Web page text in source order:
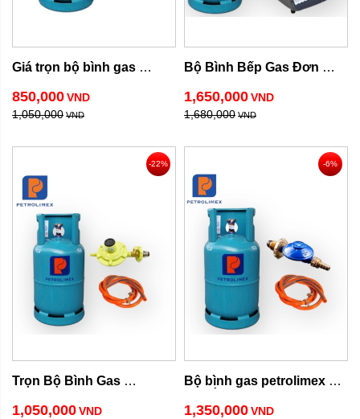
Giá trọn bộ bình gas
850,000 VND
1,050,000 VND
Bộ Bình Bếp Gas Đơn
1,650,000 VND
1,680,000 VND
-22%
Trọn Bộ Bình Gas
1,050,000 VND
-6%
Bộ bình gas petrolimex
1,350,000 VND